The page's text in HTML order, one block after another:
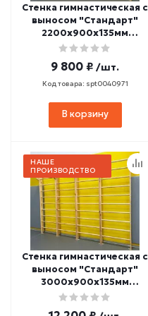
Стенка гимнастическая с
выносом "Стандарт"
2200х900х135мм
(боковины из массива
перекладины, в
деталях) СТП-26
9 800 ₽ /шт.
Код товара: spt0040971
В корзину
НАШЕ
ПРОИЗВОДСТВО
Стенка гимнастическая с
выносом "Стандарт"
3000х900х135мм
(боковины из массива